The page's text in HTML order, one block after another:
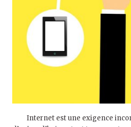
Internet est une exigence